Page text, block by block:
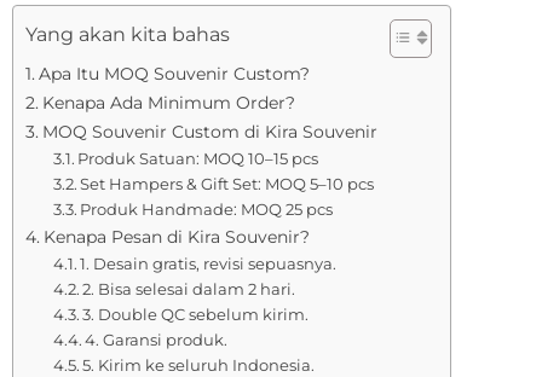
Yang akan kita bahas
Apa Itu MOQ Souvenir Custom?
Kenapa Ada Minimum Order?
MOQ Souvenir Custom di Kira Souvenir
Produk Satuan: MOQ 10–15 pcs
Set Hampers & Gift Set: MOQ 5–10 pcs
Produk Handmade: MOQ 25 pcs
Kenapa Pesan di Kira Souvenir?
1. Desain gratis, revisi sepuasnya.
2. Bisa selesai dalam 2 hari.
3. Double QC sebelum kirim.
4. Garansi produk.
5. Kirim ke seluruh Indonesia.